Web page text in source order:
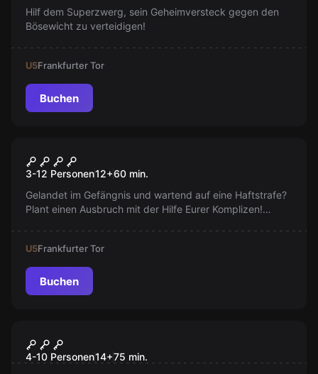
Hilf dem Superzwerg, sein Geheimversteck gegen den
Bösewicht zu verteidigen!
U5Frankfurter Tor
Buchen
Knast
3-12 Personen12+60 min.
Gelandet im Gefängnis und wartend auf eine Haftstrafe?
Plant einen Ausbruch mit der Hilfe Eurer Komplizen!
U5Frankfurter Tor
Buchen
BACKUP: YOU
4-10 Personen14+75 min.